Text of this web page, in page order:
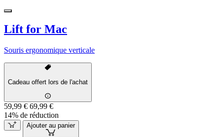
Lift for Mac
Souris ergonomique verticale
Cadeau offert lors de l'achat
59,99 € 69,99 €
14% de réduction
Ajouter au panier